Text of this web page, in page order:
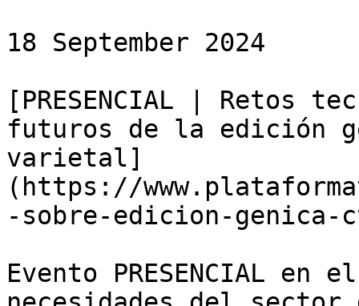
18 September 2024
[PRESENCIAL | Retos
futuros de la edición
varietal]
(https://
-sobre-edicion-genica-
Evento PRESENCIAL